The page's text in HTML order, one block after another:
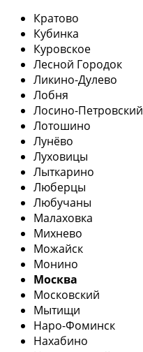
Кратово
Кубинка
Куровское
Лесной Городок
Ликино-Дулево
Лобня
Лосино-Петровский
Лотошино
Лунёво
Луховицы
Лыткарино
Люберцы
Любучаны
Малаховка
Михнево
Можайск
Монино
Москва
Московский
Мытищи
Наро-Фоминск
Нахабино